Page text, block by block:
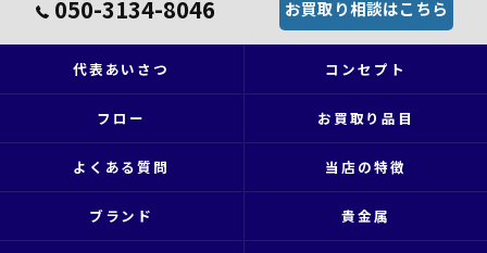
050-3134-8046 お買取り相談はこちら
代表あいさつ コンセプト
フロー お買取り品目
よくある質問 当店の特徴
ブランド 貴金属